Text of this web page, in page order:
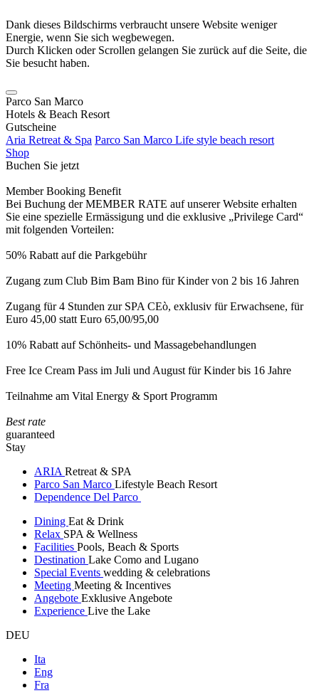
Dank dieses Bildschirms verbraucht unsere Website weniger
Energie, wenn Sie sich wegbewegen.
Durch Klicken oder Scrollen gelangen Sie zurück auf die Seite, die
Sie besucht haben.
Parco San Marco
Hotels & Beach Resort
Gutscheine
Aria Retreat & Spa Parco San Marco Life style beach resort
Shop
Buchen Sie jetzt
Member Booking Benefit
Bei Buchung der MEMBER RATE auf unserer Website erhalten
Sie eine spezielle Ermässigung und die exklusive „Privilege Card“
mit folgenden Vorteilen:
50% Rabatt auf die Parkgebühr
Zugang zum Club Bim Bam Bino für Kinder von 2 bis 16 Jahren
Zugang für 4 Stunden zur SPA CEò, exklusiv für Erwachsene, für
Euro 45,00 statt Euro 65,00/95,00
10% Rabatt auf Schönheits- und Massagebehandlungen
Free Ice Cream Pass im Juli und August für Kinder bis 16 Jahre
Teilnahme am Vital Energy & Sport Programm
Best rate
guaranteed
Stay
ARIA Retreat & SPA
Parco San Marco Lifestyle Beach Resort
Dependence Del Parco
Dining Eat & Drink
Relax SPA & Wellness
Facilities Pools, Beach & Sports
Destination Lake Como and Lugano
Special Events wedding & celebrations
Meeting Meeting & Incentives
Angebote Exklusive Angebote
Experience Live the Lake
DEU
Ita
Eng
Fra